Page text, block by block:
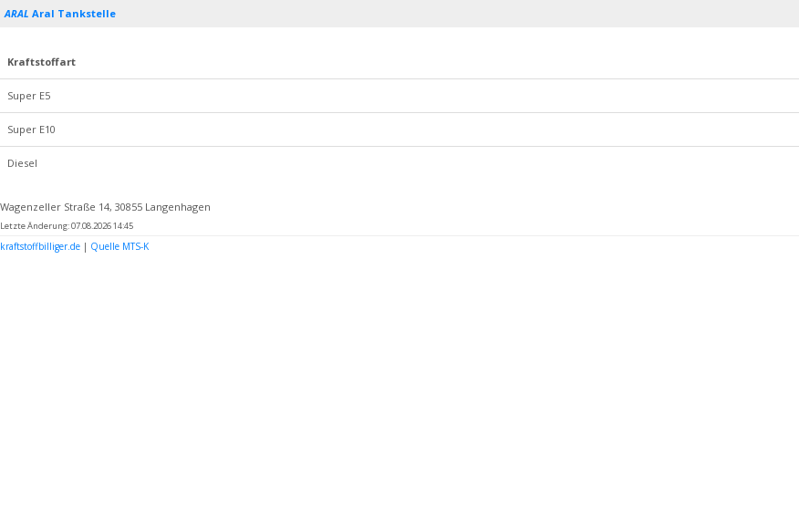
ARAL Aral Tankstelle
Kraftstoffart
Super E5
Super E10
Diesel
Wagenzeller Straße 14, 30855 Langenhagen
Letzte Änderung: 07.08.2026 14:45
kraftstoffbilliger.de | Quelle MTS-K